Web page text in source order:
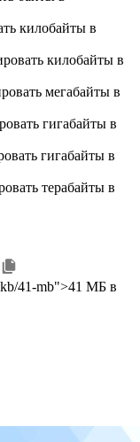
килобайты в
килобайты в
мегабайты в
гигабайты в
гигабайты в
терабайты в
kb/41-mb">41 МБ в